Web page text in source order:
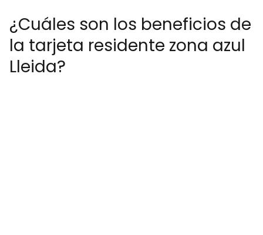
¿Cuáles son los beneficios de
la tarjeta residente zona azul
Lleida?